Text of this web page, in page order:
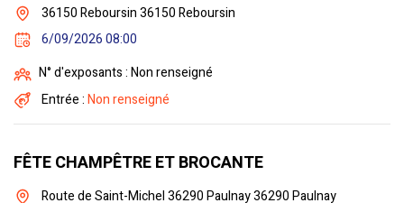
36150 Reboursin 36150 Reboursin
6/09/2026 08:00
N° d'exposants : Non renseigné
Entrée :Non renseigné
FÊTE CHAMPÊTRE ET BROCANTE
Route de Saint-Michel 36290 Paulnay 36290 Paulnay